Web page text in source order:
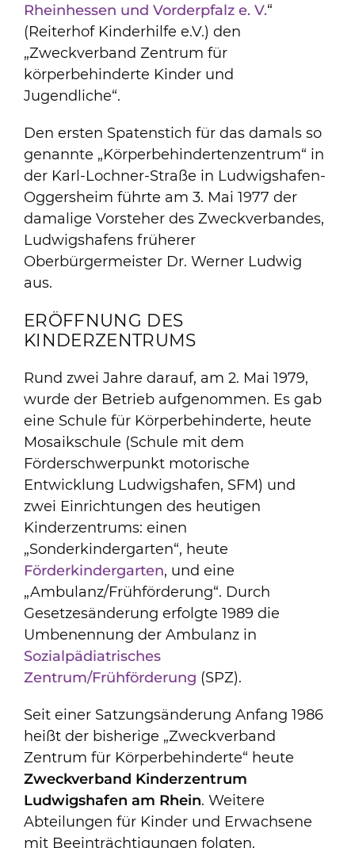
Rheinhessen und Vorderpfalz e. V.“
(Reiterhof Kinderhilfe e.V.) den
„Zweckverband Zentrum für
körperbehinderte Kinder und
Jugendliche“.
Den ersten Spatenstich für das damals so
genannte „Körperbehindertenzentrum“ in
der Karl-Lochner-Straße in Ludwigshafen-
Oggersheim führte am 3. Mai 1977 der
damalige Vorsteher des Zweckverbandes,
Ludwigshafens früherer
Oberbürgermeister Dr. Werner Ludwig
aus.
ERÖFFNUNG DES
KINDERZENTRUMS
Rund zwei Jahre darauf, am 2. Mai 1979,
wurde der Betrieb aufgenommen. Es gab
eine Schule für Körperbehinderte, heute
Mosaikschule (Schule mit dem
Förderschwerpunkt motorische
Entwicklung Ludwigshafen, SFM) und
zwei Einrichtungen des heutigen
Kinderzentrums: einen
„Sonderkindergarten“, heute
Förderkindergarten, und eine
„Ambulanz/Frühförderung“. Durch
Gesetzesänderung erfolgte 1989 die
Umbenennung der Ambulanz in
Sozialpädiatrisches
Zentrum/Frühförderung (SPZ).
Seit einer Satzungsänderung Anfang 1986
heißt der bisherige „Zweckverband
Zentrum für Körperbehinderte“ heute
Zweckverband Kinderzentrum
Ludwigshafen am Rhein. Weitere
Abteilungen für Kinder und Erwachsene
mit Beeinträchtigungen folgten.